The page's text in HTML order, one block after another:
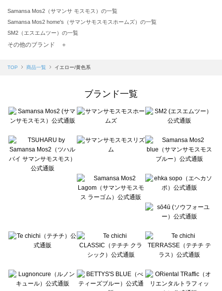
Samansa Mos2（サマンサ モスモス）の一覧
Samansa Mos2 home's（サマンサモスモスホームズ）の一覧
SM2（エスエムツー）の一覧
TSUHARU by Samansa Mos2（ツハルバイサマンサモスモス）の一覧
Samansa Mos2 blue（サマンサモスモス ブルー）の一覧
Te chichi（テチチ）の一覧
Te chichi CLASSIC（テチチ クラシック）の一覧
Lugnoncure（ルノンキュール）の一覧
BETTY'S BLUE（べティーズブルー）の一覧
Wpc.（ワールドパーティー）の一覧
その他のブランド ＋
TOP 商品一覧 イエロー/黄色系
ブランド一覧